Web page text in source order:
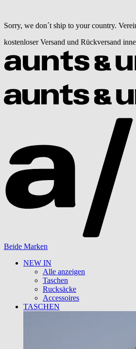
Sorry, we don´t ship to your country.
kostenloser Versand und Rückversand
Beide Marken
NEW IN
Alle anzeigen
Taschen
Rucksäcke
Accessoires
TASCHEN